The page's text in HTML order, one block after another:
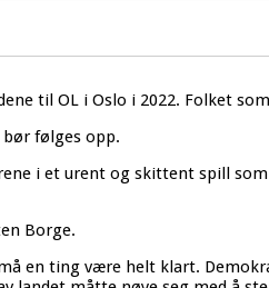
til OL i Oslo i 2022. Folket
følges opp.
i et urent og skittent spill
Borge.
en ting være helt klart.